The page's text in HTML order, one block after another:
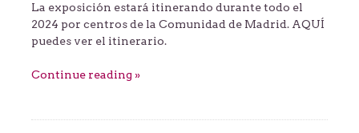
La exposición estará itinerando durante todo el
2024 por centros de la Comunidad de Madrid. AQUÍ
puedes ver el itinerario.
Continue reading »